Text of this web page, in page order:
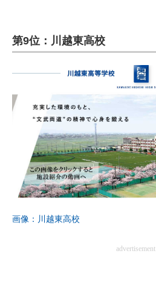
電子設計の基本と応用
エネルギーの専門メディア
ちょっと気になるネットの話題
第9位：川越東高校
画像：川越東高校
advertisement